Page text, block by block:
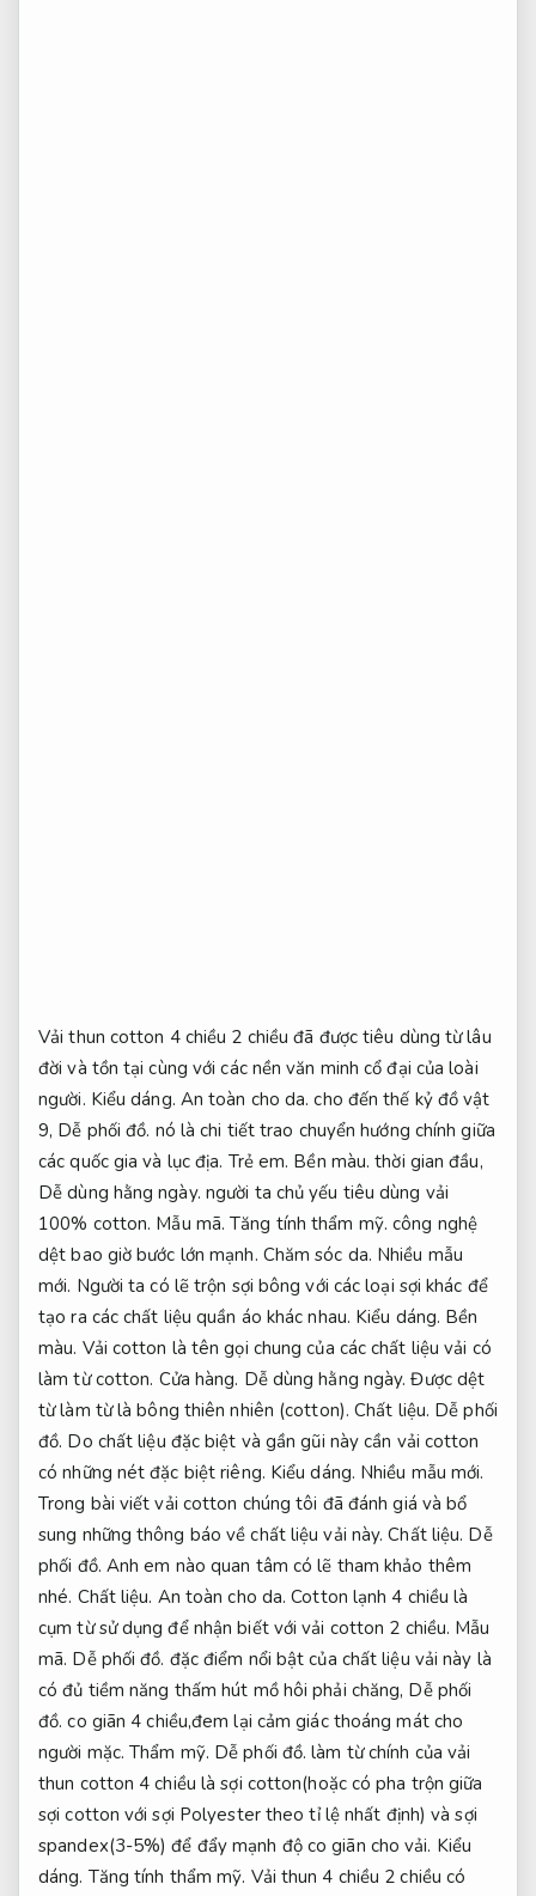
Vải thun cotton 4 chiều 2 chiều đã được tiêu dùng từ lâu
đời và tồn tại cùng với các nền văn minh cổ đại của loài
người. Kiểu dáng. An toàn cho da. cho đến thế kỷ đồ vật
9, Dễ phối đồ. nó là chi tiết trao chuyển hướng chính giữa
các quốc gia và lục địa. Trẻ em. Bền màu. thời gian đầu,
Dễ dùng hằng ngày. người ta chủ yếu tiêu dùng vải
100% cotton. Mẫu mã. Tăng tính thẩm mỹ. công nghệ
dệt bao giờ bước lớn mạnh. Chăm sóc da. Nhiều mẫu
mới. Người ta có lẽ trộn sợi bông với các loại sợi khác để
tạo ra các chất liệu quần áo khác nhau. Kiểu dáng. Bền
màu. Vải cotton là tên gọi chung của các chất liệu vải có
làm từ cotton. Cửa hàng. Dễ dùng hằng ngày. Được dệt
từ làm từ là bông thiên nhiên (cotton).Chất liệu. Dễ phối
đồ. Do chất liệu đặc biệt và gần gũi này cần vải cotton
có những nét đặc biệt riêng. Kiểu dáng. Nhiều mẫu mới.
Trong bài viết vải cotton chúng tôi đã đánh giá và bổ
sung những thông báo về chất liệu vải này.Chất liệu. Dễ
phối đồ. Anh em nào quan tâm có lẽ tham khảo thêm
nhé. Chất liệu. An toàn cho da. Cotton lạnh 4 chiều là
cụm từ sử dụng để nhận biết với vải cotton 2 chiều. Mẫu
mã. Dễ phối đồ. đặc điểm nổi bật của chất liệu vải này là
có đủ tiềm năng thấm hút mồ hôi phải chăng, Dễ phối
đồ. co giãn 4 chiều,đem lại cảm giác thoáng mát cho
người mặc.Thẩm mỹ. Dễ phối đồ. làm từ chính của vải
thun cotton 4 chiều là sợi cotton(hoặc có pha trộn giữa
sợi cotton với sợi Polyester theo tỉ lệ nhất định) và sợi
spandex(3-5%) để đẩy mạnh độ co giãn cho vải. Kiểu
dáng. Tăng tính thẩm mỹ. Vải thun 4 chiều 2 chiều có